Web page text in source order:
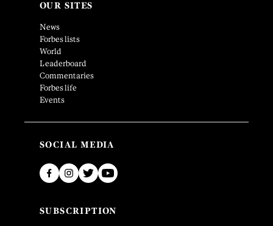
OUR SITES
News
Forbes lists
World
Leaderboard
Commentaries
Forbes life
Events
SOCIAL MEDIA
SUBSCRIPTION